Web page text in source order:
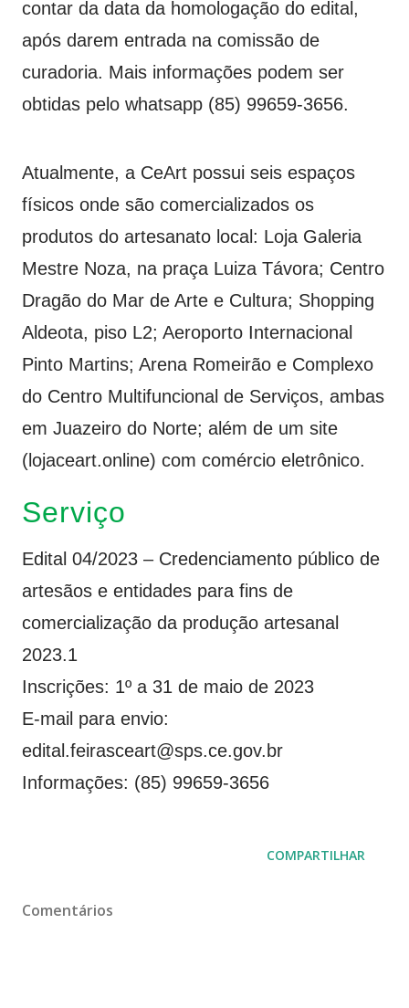
contar da data da homologação do edital,
após darem entrada na comissão de
curadoria. Mais informações podem ser
obtidas pelo whatsapp (85) 99659-3656.
Atualmente, a CeArt possui seis espaços
físicos onde são comercializados os
produtos do artesanato local: Loja Galeria
Mestre Noza, na praça Luiza Távora; Centro
Dragão do Mar de Arte e Cultura; Shopping
Aldeota, piso L2; Aeroporto Internacional
Pinto Martins; Arena Romeirão e Complexo
do Centro Multifuncional de Serviços, ambas
em Juazeiro do Norte; além de um site
(lojaceart.online) com comércio eletrônico.
Serviço
Edital 04/2023 – Credenciamento público de
artesãos e entidades para fins de
comercialização da produção artesanal
2023.1
Inscrições: 1º a 31 de maio de 2023
E-mail para envio:
edital.feirasceart@sps.ce.gov.br
Informações: (85) 99659-3656
COMPARTILHAR
Comentários